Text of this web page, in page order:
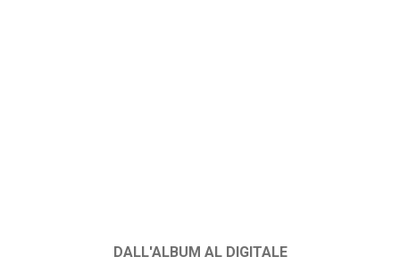
DALL'ALBUM AL DIGITALE